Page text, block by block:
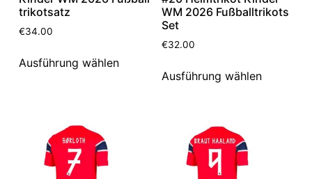
trikotsatz
€34.00
Ausführung wählen
WM 2026 Fußballtrikots
Set
€32.00
Ausführung wählen